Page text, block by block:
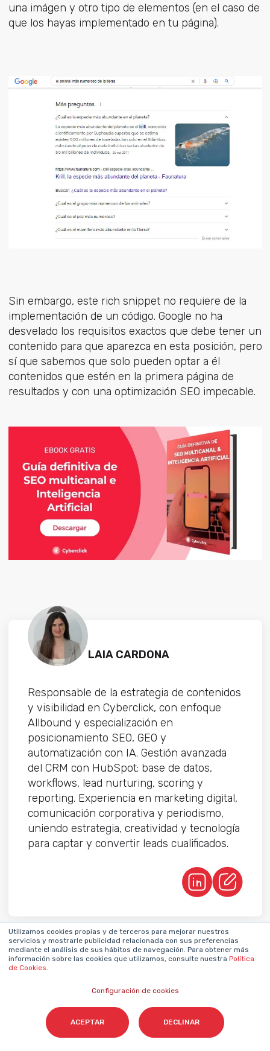
Utilizamos cookies propias y de terceros para mejorar nuestros
servicios y mostrarle publicidad relacionada con sus preferencias
mediante el análisis de sus hábitos de navegación. Para obtener más
información sobre las cookies que utilizamos, consulte nuestra Política
de Cookies.
Configuración de cookies
ACEPTAR DECLINAR
una imágen y otro tipo de elementos (en el caso de
que los hayas implementado en tu página).
Sin embargo, este rich snippet no requiere de la
implementación de un código. Google no ha
desvelado los requisitos exactos que debe tener un
contenido para que aparezca en esta posición, pero
sí que sabemos que solo pueden optar a él
contenidos que estén en la primera página de
resultados y con una optimización SEO impecable.
LAIA CARDONA
Responsable de la estrategia de contenidos
y visibilidad en Cyberclick, con enfoque
Allbound y especialización en
posicionamiento SEO, GEO y
automatización con IA. Gestión avanzada
del CRM con HubSpot: base de datos,
workflows, lead nurturing, scoring y
reporting. Experiencia en marketing digital,
comunicación corporativa y periodismo,
uniendo estrategia, creatividad y tecnología
para captar y convertir leads cualificados.
Posts que te pueden